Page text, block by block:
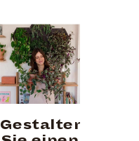
Gestalten